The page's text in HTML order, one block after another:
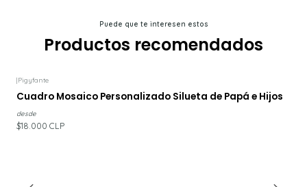
Puede que te interesen estos
Productos recomendados
|Pigyfante
Cuadro Mosaico Personalizado Silueta de Papá e Hijos
desde
$18.000 CLP